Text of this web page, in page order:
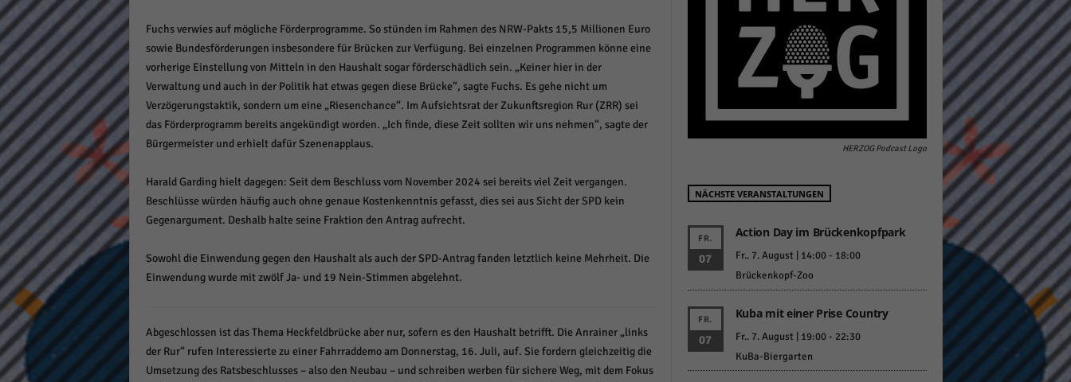
Fuchs verwies auf mögliche Förderprogramme. So stünden im Rahmen des NRW-Pakts 15,5 Millionen Euro
sowie Bundesförderungen insbesondere für Brücken zur Verfügung. Bei einzelnen Programmen könne eine
vorherige Einstellung von Mitteln in den Haushalt sogar förderschädlich sein. „Keiner hier in der
Verwaltung und auch in der Politik hat etwas gegen diese Brücke“, sagte Fuchs. Es gehe nicht um
Verzögerungstaktik, sondern um eine „Riesenchance“. Im Aufsichtsrat der Zukunftsregion Rur (ZRR) sei
das Förderprogramm bereits angekündigt worden. „Ich finde, diese Zeit sollten wir uns nehmen“, sagte der
Bürgermeister und erhielt dafür Szenenapplaus.
Harald Garding hielt dagegen: Seit dem Beschluss vom November 2024 sei bereits viel Zeit vergangen.
Beschlüsse würden häufig auch ohne genaue Kostenkenntnis gefasst, dies sei aus Sicht der SPD kein
Gegenargument. Deshalb halte seine Fraktion den Antrag aufrecht.
Sowohl die Einwendung gegen den Haushalt als auch der SPD-Antrag fanden letztlich keine Mehrheit. Die
Einwendung wurde mit zwölf Ja- und 19 Nein-Stimmen abgelehnt.
Abgeschlossen ist das Thema Heckfeldbrücke aber nur, sofern es den Haushalt betrifft. Die Anrainer „links
der Rur“ rufen Interessierte zu einer Fahrraddemo am Donnerstag, 16. Juli, auf. Sie fordern gleichzeitig die
Umsetzung des Ratsbeschlusses – also den Neubau – und schreiben werben für sichere Weg, mit dem Fokus
HERZOG Podcast Logo
NÄCHSTE VERANSTALTUNGEN
FR.
07
Action Day im Brückenkopfpark
Fr.. 7. August | 14:00- 18:00
Brückenkopf-Zoo
FR.
07
Kuba mit einer Prise Country
Fr.. 7. August | 19:00- 22:30
KuBa-Biergarten
Impressum